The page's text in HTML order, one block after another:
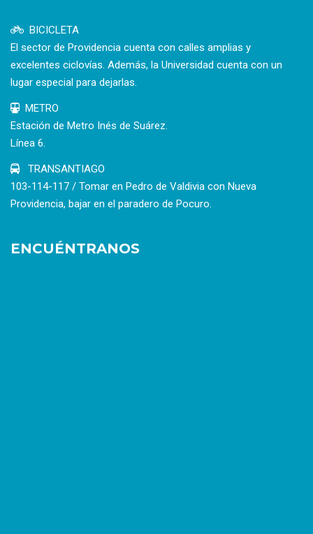
BICICLETA
El sector de Providencia cuenta con calles amplias y
excelentes ciclovías. Además, la Universidad cuenta con un
lugar especial para dejarlas.
METRO
Estación de Metro Inés de Suárez.
Línea 6.
TRANSANTIAGO
103-114-117 / Tomar en Pedro de Valdivia con Nueva
Providencia, bajar en el paradero de Pocuro.
ENCUÉNTRANOS